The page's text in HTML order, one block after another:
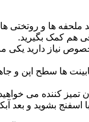
ها و روتختی
هم کمک بگیرید.
مخصوص نیاز
ها سطح اپن و
کننده می
اسفنج بشوید و